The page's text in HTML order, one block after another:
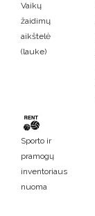
Vaikų
žaidimų
aikštelė
(lauke)
Sporto ir
pramogų
inventoriaus
nuoma